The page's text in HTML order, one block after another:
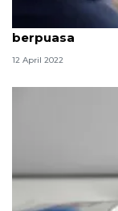
Kiat jaga
berpuasa
12 April 2022